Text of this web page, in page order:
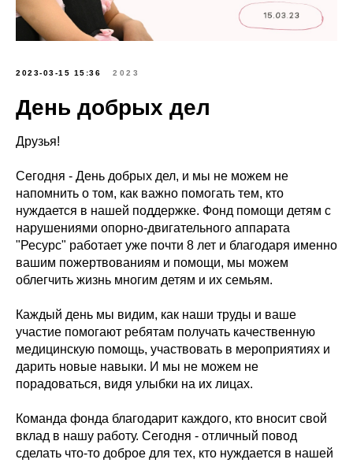
2023-03-15 15:36 2023
День добрых дел
Друзья!
Сегодня - День добрых дел, и мы не можем не
напомнить о том, как важно помогать тем, кто
нуждается в нашей поддержке. Фонд помощи детям с
нарушениями опорно-двигательного аппарата
"Ресурс" работает уже почти 8 лет и благодаря именно
вашим пожертвованиям и помощи, мы можем
облегчить жизнь многим детям и их семьям.
Каждый день мы видим, как наши труды и ваше
участие помогают ребятам получать качественную
медицинскую помощь, участвовать в мероприятиях и
дарить новые навыки. И мы не можем не
порадоваться, видя улыбки на их лицах.
Команда фонда благодарит каждого, кто вносит свой
вклад в нашу работу. Сегодня - отличный повод
сделать что-то доброе для тех, кто нуждается в нашей